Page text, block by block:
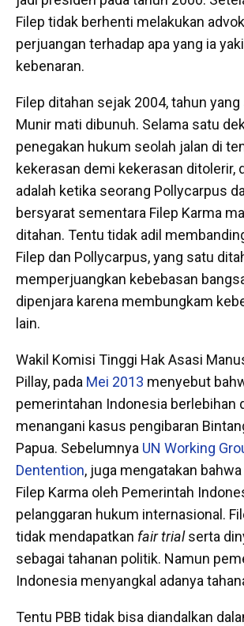
Filep tidak berhenti melakukan
perjuangan terhadap apa yang ia
kebenaran.
Filep ditahan sejak 2004, tahun
Munir mati dibunuh. Selama satu
penegakan hukum seolah jalan di
kekerasan demi kekerasan ditolerir,
adalah ketika seorang Pollycarpus
bersyarat sementara Filep Karma
ditahan. Tentu tidak adil
Filep dan Pollycarpus, yang satu
memperjuangkan kebebasan
dipenjara karena membungkam
lain.
Wakil Komisi Tinggi Hak Asasi
Pillay, pada Mei 2013 menyebut
pemerintahan Indonesia berlebihan
menangani kasus pengibaran
Papua. Sebelumnya UN Working
Dentention, juga mengatakan
Filep Karma oleh Pemerintah
pelanggaran hukum internasional.
tidak mendapatkan fair trialserta
sebagai tahanan politik. Namun
Indonesia menyangkal adanya
Tentu PBB tidak bisa diandalkan